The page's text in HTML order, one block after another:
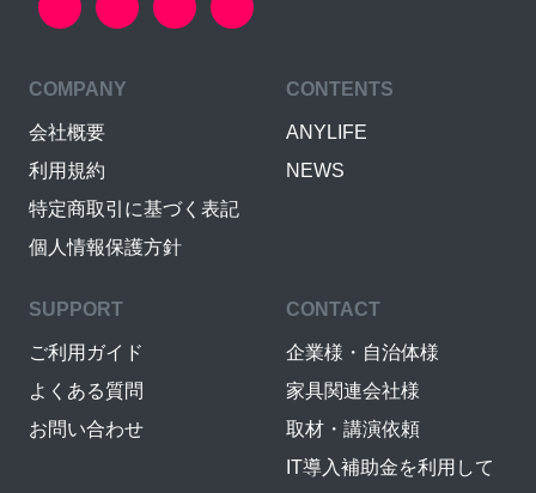
COMPANY
会社概要
利用規約
特定商取引に基づく表記
個人情報保護方針
CONTENTS
ANYLIFE
NEWS
SUPPORT
ご利用ガイド
よくある質問
お問い合わせ
CONTACT
企業様・自治体様
家具関連会社様
取材・講演依頼
IT導入補助金を利用して